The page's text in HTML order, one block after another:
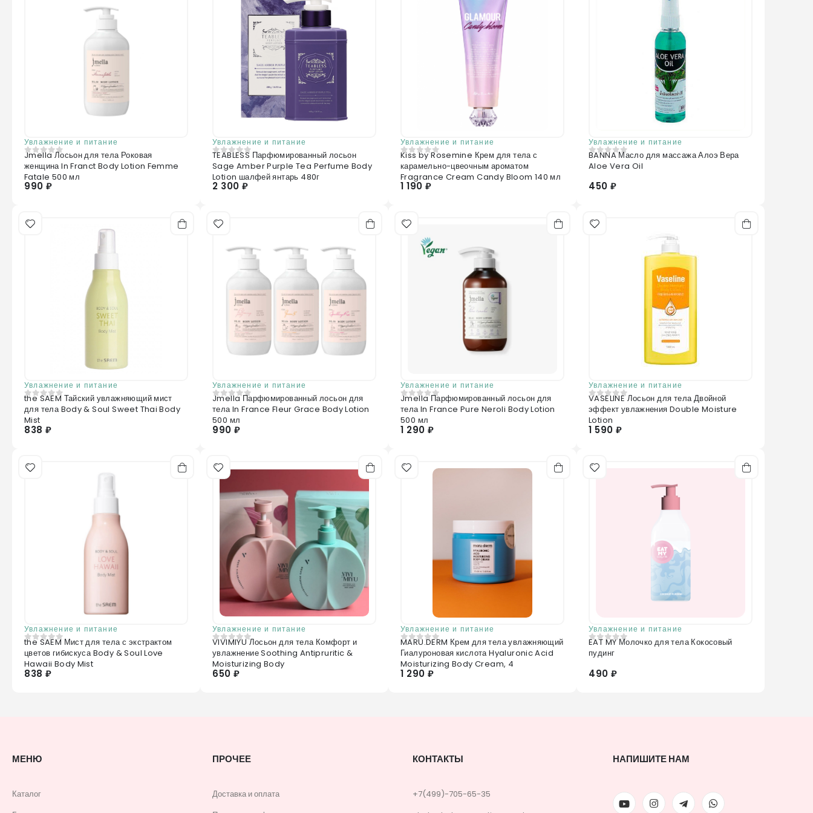
Sodium polyacryloyldimethyl taurate, Dicaprylyl ether, Polyglyceryl-10 Dilaurate, Carbomer,
Allantoin, Arginine, Tocopherol, 1,2-Hexanediol, Caprylyl Glycol, Ethylhexylglycerin, Sodium
Phytate
Увлажнение и питание
0из 5
Jmella Лосьон для тела Роковая
женщина In Franct Body Lotion Femme
Fatale 500 мл
990 ₽
Увлажнение и питание
0из 5
TEABLESS Парфюмированный лосьон
Sage Amber Purple Tea Perfume Body
Lotion шалфей янтарь 480г
2 300 ₽
Увлажнение и питание
0из 5
Kiss by Rosemine Крем для тела с
карамельно-цвеочным ароматом
Fragrance Cream Candy Bloom 140 мл
1 190 ₽
Увлажнение и питание
0из 5
BANNA Масло для массажа Алоэ Вера
Aloe Vera Oil
450 ₽
Увлажнение и питание
0 из 5
the SAEM Тайский увлажняющий мист
для тела Body & Soul Sweet Thai Body
Mist
838 ₽
Увлажнение и питание
0из 5
Jmella Парфюмированный лосьон для
тела In France Fleur Grace Body Lotion
500 мл
990 ₽
Увлажнение и питание
0из 5
Jmella Парфюмированный лосьон для
тела In France Pure Neroli Body Lotion
500 мл
1 290 ₽
Увлажнение и питание
0 из 5
VASELINE Лосьон для тела Двойной
эффект увлажнения Double Moisture
Lotion
1 590 ₽
Увлажнение и питание
0 из 5
the SAEM Мист для тела с экстрактом
цветов гибискуса Body & Soul Love
Hawaii Body Mist
838 ₽
Увлажнение и питание
0 из 5
VIVIMIYU Лосьон для тела Комфорт и
увлажнение Soothing Antipruritic &
Moisturizing Body
650 ₽
Увлажнение и питание
0из 5
MARU.DERM Крем для тела увлажняющий
Гиалуроновая кислота Hyaluronic Acid
Moisturizing Body Cream, 4
1 290 ₽
Увлажнение и питание
0из 5
EAT MY Молочко для тела Кокосовый
пудинг
490 ₽
МЕНЮ
Каталог
ПРОЧЕЕ
Доставка и оплата
КОНТАКТЫ
+7(499)-705-65-35
НАПИШИТЕ НАМ